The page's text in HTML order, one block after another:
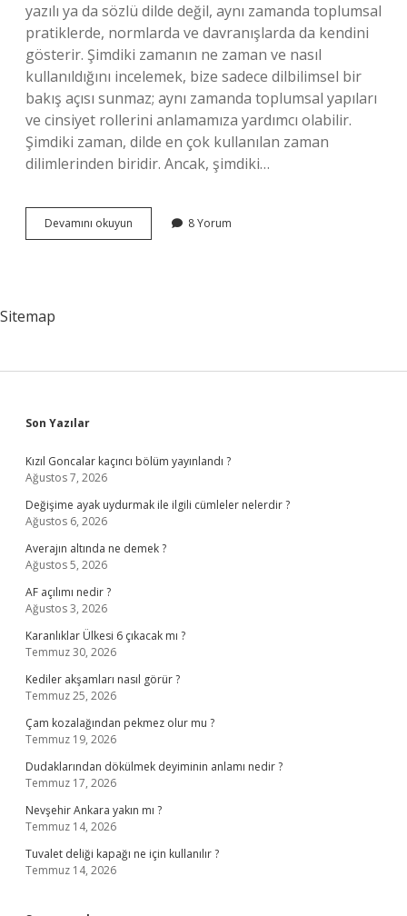
yazılı ya da sözlü dilde değil, aynı zamanda toplumsal
pratiklerde, normlarda ve davranışlarda da kendini
gösterir. Şimdiki zamanın ne zaman ve nasıl
kullanıldığını incelemek, bize sadece dilbilimsel bir
bakış açısı sunmaz; aynı zamanda toplumsal yapıları
ve cinsiyet rollerini anlamamıza yardımcı olabilir.
Şimdiki zaman, dilde en çok kullanılan zaman
dilimlerinden biridir. Ancak, şimdiki…
Devamını okuyun
zaman
8 Yorum
Sitemap
Sidebar
Son Yazılar
Kızıl Goncalar kaçıncı bölüm yayınlandı ?
Ağustos 7, 2026
Değişime ayak uydurmak ile ilgili cümleler nelerdir ?
Ağustos 6, 2026
Averajın altında ne demek ?
Ağustos 5, 2026
AF açılımı nedir ?
Ağustos 3, 2026
Karanlıklar Ülkesi 6 çıkacak mı ?
Temmuz 30, 2026
Kediler akşamları nasıl görür ?
Temmuz 25, 2026
Çam kozalağından pekmez olur mu ?
Temmuz 19, 2026
Dudaklarından dökülmek deyiminin anlamı nedir ?
Temmuz 17, 2026
Nevşehir Ankara yakın mı ?
Temmuz 14, 2026
Tuvalet deliği kapağı ne için kullanılır ?
Temmuz 14, 2026